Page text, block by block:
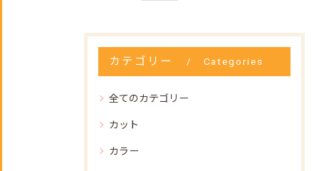
カテゴリー Categories
全てのカテゴリー
カット
カラー